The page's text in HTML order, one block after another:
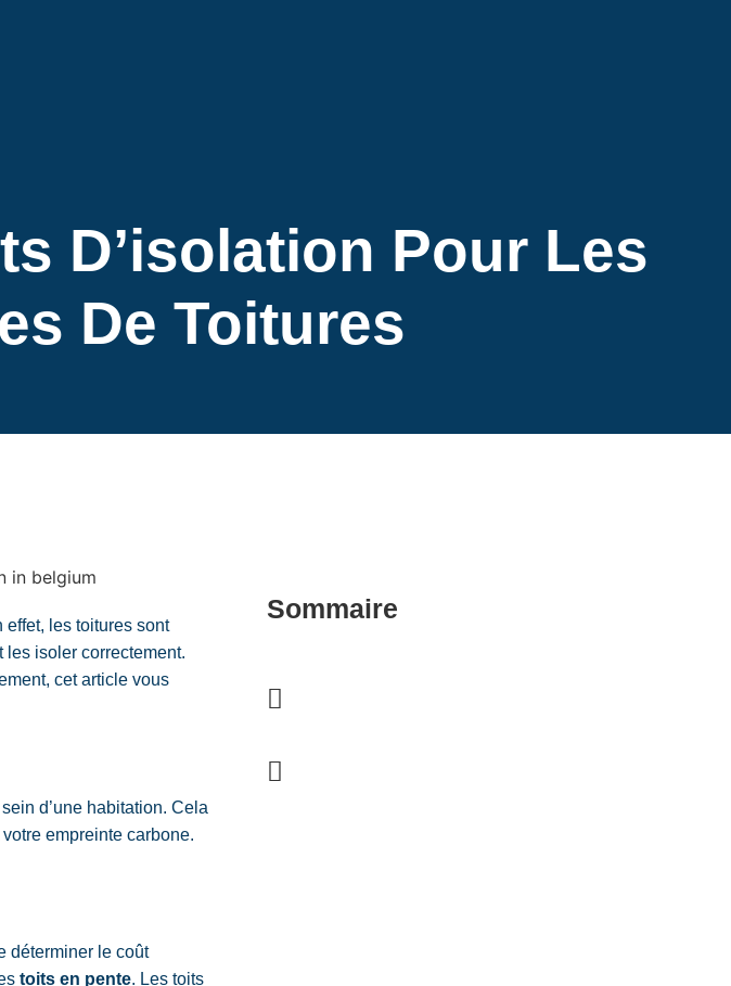
D’isolation Pour Les
De Toitures
effet, les toitures sont
les isoler correctement.
cet article vous
d’une habitation. Cela
empreinte carbone.
déterminer le coût
toits en pente. Les toits
Sommaire